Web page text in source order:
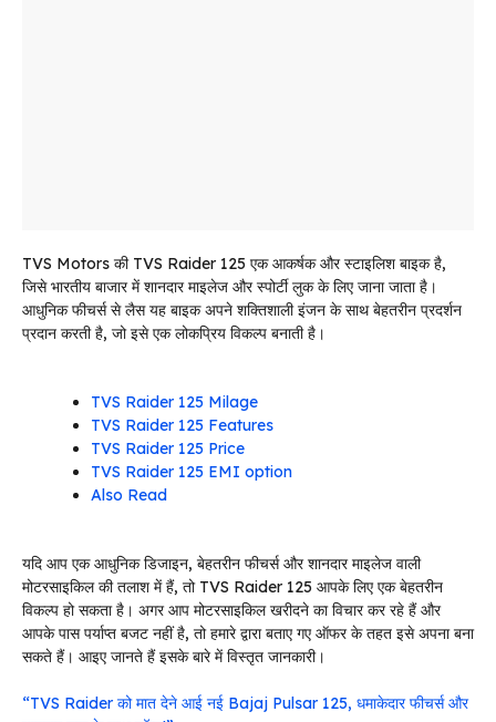
TVS Motors की TVS Raider 125 एक आकर्षक और स्टाइलिश बाइक है,
जिसे भारतीय बाजार में शानदार माइलेज और स्पोर्टी लुक के लिए जाना जाता है।
आधुनिक फीचर्स से लैस यह बाइक अपने शक्तिशाली इंजन के साथ बेहतरीन प्रदर्शन
प्रदान करती है, जो इसे एक लोकप्रिय विकल्प बनाती है।
TVS Raider 125 Milage
TVS Raider 125 Features
TVS Raider 125 Price
TVS Raider 125 EMI option
Also Read
यदि आप एक आधुनिक डिजाइन, बेहतरीन फीचर्स और शानदार माइलेज वाली
मोटरसाइकिल की तलाश में हैं, तो TVS Raider 125 आपके लिए एक बेहतरीन
विकल्प हो सकता है। अगर आप मोटरसाइकिल खरीदने का विचार कर रहे हैं और
आपके पास पर्याप्त बजट नहीं है, तो हमारे द्वारा बताए गए ऑफर के तहत इसे अपना बना
सकते हैं। आइए जानते हैं इसके बारे में विस्तृत जानकारी।
“TVS Raider को मात देने आई नई Bajaj Pulsar 125, धमाकेदार फीचर्स और